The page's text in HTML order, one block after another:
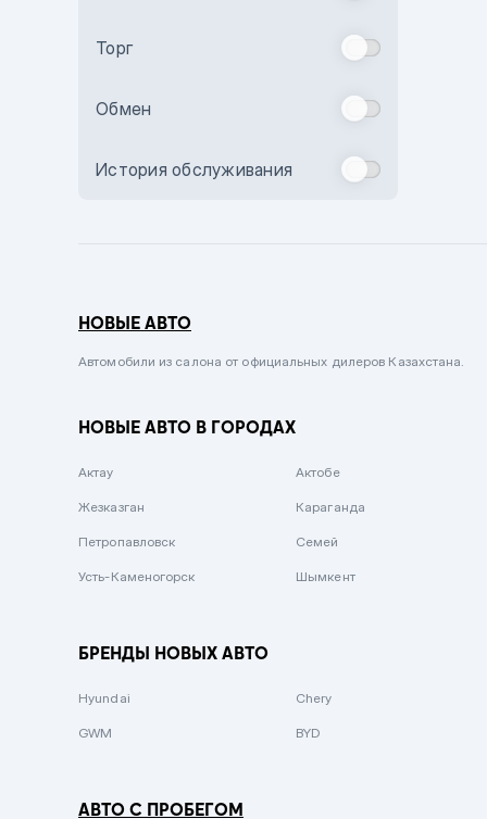
Бежевый
Комбинированный
Сиреневый металлик
Вишневый
Зеленый металлик
Торг
Обмен
История обслуживания
НОВЫЕ АВТО
Автомобили из салона от официальных дилеров Казахстана.
НОВЫЕ АВТО В ГОРОДАХ
Актау Актобе
Жезказган Караганда
Петропавловск Семей
Усть-Каменогорск Шымкент
БРЕНДЫ НОВЫХ АВТО
Hyundai Chery
GWM BYD
АВТО С ПРОБЕГОМ